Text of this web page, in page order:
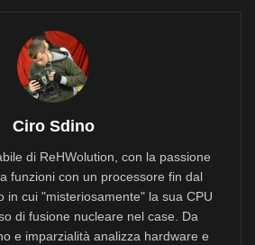
Ciro Sdino
di ReHWolution, con la passione
funzioni con un processore fin dal
in cui "misteriosamente" la sua CPU
di fusione nucleare nel case. Da
e imparzialità analizza hardware e